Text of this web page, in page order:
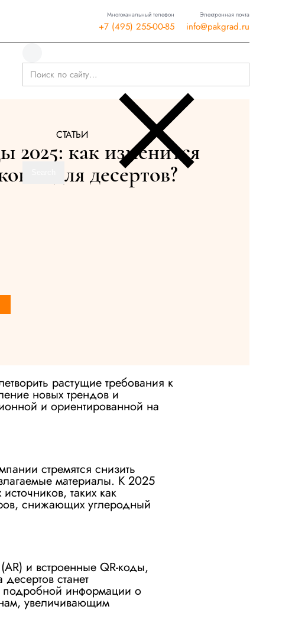
Многоканальный телефон
+7 (495) 255-00-85
Электронная почта
info@pakgrad.ru
СТАТЬИ
2025: как изменится
для десертов?
растущие требования к
новых трендов и
и ориентированной на
стремятся снизить
материалы. К 2025
таких как
снижающих углеродный
и встроенные QR-коды,
станет
подробной информации о
увеличивающим